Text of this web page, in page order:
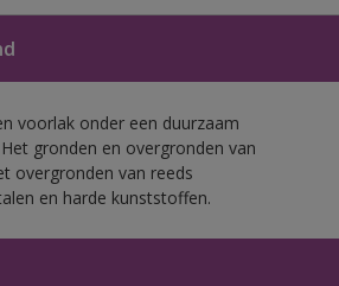
voorlak onder een duurzaam
gronden en overgronden van
overgronden van reeds
en harde kunststoffen.